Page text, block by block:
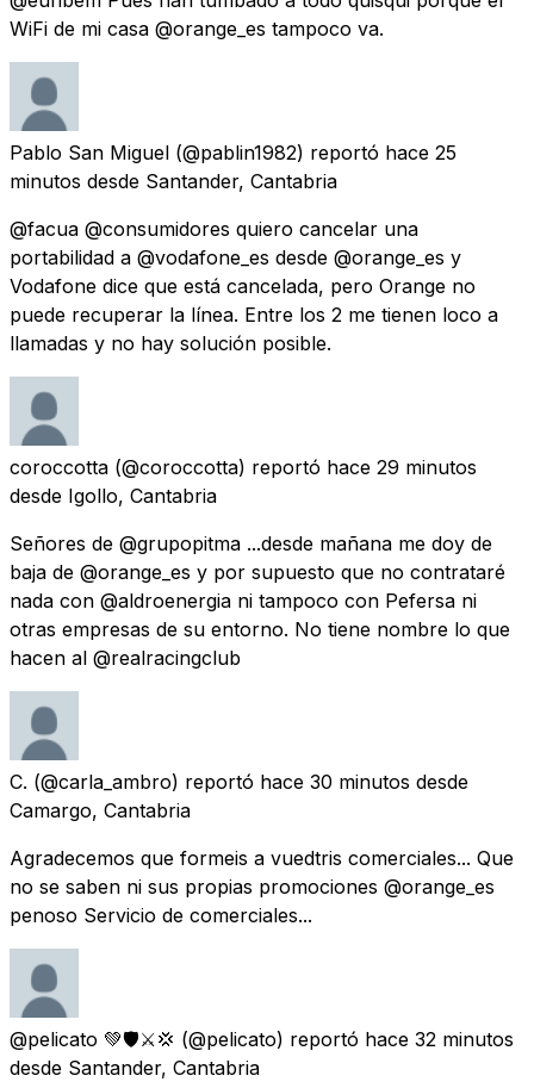
WiFi de mi casa @orange_es tampoco va.
Pablo San Miguel (@pablin1982) reportó hace 25
minutos desde Santander, Cantabria
@facua @consumidores quiero cancelar una
portabilidad a @vodafone_es desde @orange_es y
Vodafone dice que está cancelada, pero Orange no
puede recuperar la línea. Entre los 2 me tienen loco a
llamadas y no hay solución posible.
coroccotta (@coroccotta) reportó hace 29 minutos
desde Igollo, Cantabria
Señores de @grupopitma ...desde mañana me doy de
baja de @orange_es y por supuesto que no contrataré
nada con @aldroenergia ni tampoco con Pefersa ni
otras empresas de su entorno. No tiene nombre lo que
hacen al @realracingclub
C. (@carla_ambro) reportó hace 30 minutos desde
Camargo, Cantabria
Agradecemos que formeis a vuedtris comerciales... Que
no se saben ni sus propias promociones @orange_es
penoso Servicio de comerciales...
@pelicato 💚🛡️⚔️💢 (@pelicato) reportó hace 32 minutos
desde Santander, Cantabria